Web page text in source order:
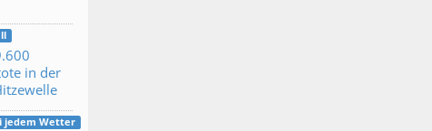
in der
jedem Wetter